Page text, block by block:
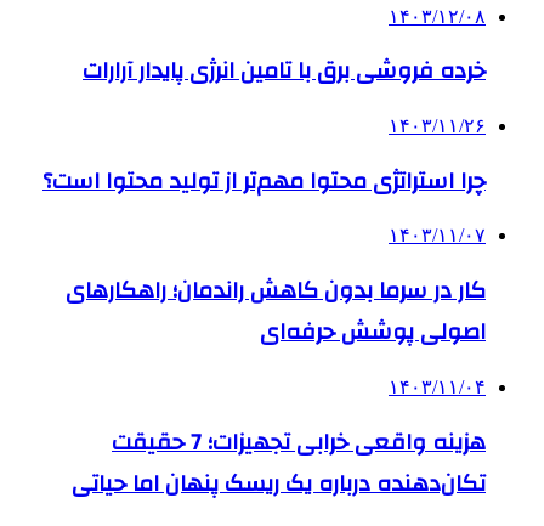
۱۴۰۳/۱۲/۰۸
خرده فروشی برق با تامین انرژی پایدار آرارات
۱۴۰۳/۱۱/۲۶
چرا استراتژی محتوا مهم‌تر از تولید محتوا است؟
۱۴۰۳/۱۱/۰۷
کار در سرما بدون کاهش راندمان؛ راهکارهای
اصولی پوشش حرفه‌ای
۱۴۰۳/۱۱/۰۴
هزینه واقعی خرابی تجهیزات؛ 7 حقیقت
تکان‌دهنده درباره یک ریسک پنهان اما حیاتی